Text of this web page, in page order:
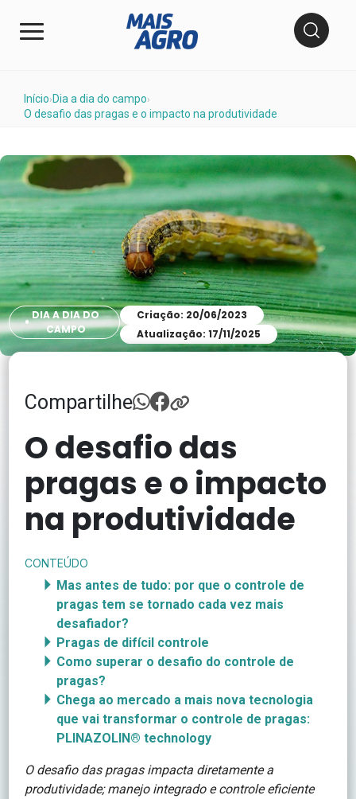
Início› Dia a dia do campo›
O desafio das pragas e o impacto na produtividade
DIA A DIA DO
CAMPO
Criação: 20/06/2023
Atualização: 17/11/2025
Compartilhe
O desafio das
pragas e o impacto
na produtividade
CONTEÚDO
Mas antes de tudo: por que o controle de
pragas tem se tornado cada vez mais
desafiador?
Pragas de difícil controle
Como superar o desafio do controle de
pragas?
Chega ao mercado a mais nova tecnologia
que vai transformar o controle de pragas:
PLINAZOLIN® technology
O desafio das pragas impacta diretamente a
produtividade; manejo integrado e controle eficiente